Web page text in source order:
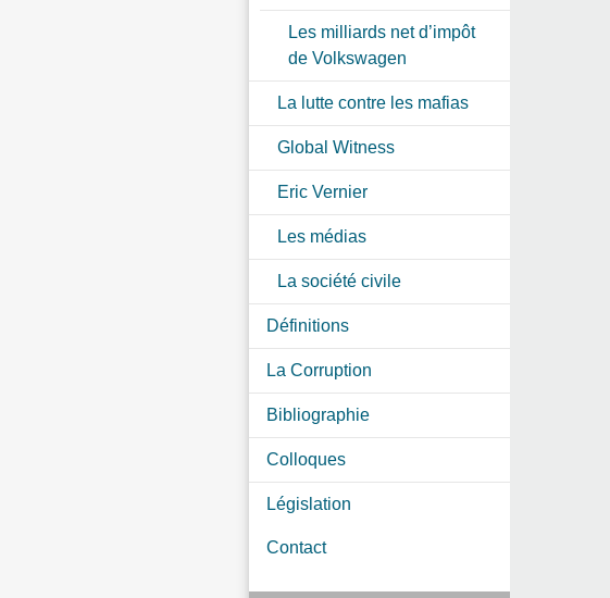
Les milliards net d’impôt
de Volkswagen
La lutte contre les mafias
Global Witness
Eric Vernier
Les médias
La société civile
Définitions
La Corruption
Bibliographie
Colloques
Législation
Contact